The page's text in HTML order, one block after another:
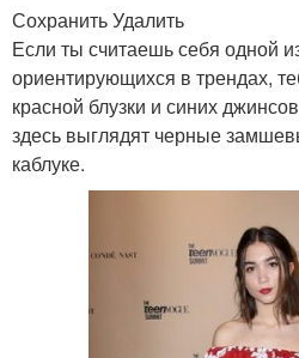
Сохранить Удалить
Если ты считаешь себя одной
ориентирующихся в трендах,
красной блузки и синих
здесь выглядят черные
каблуке.